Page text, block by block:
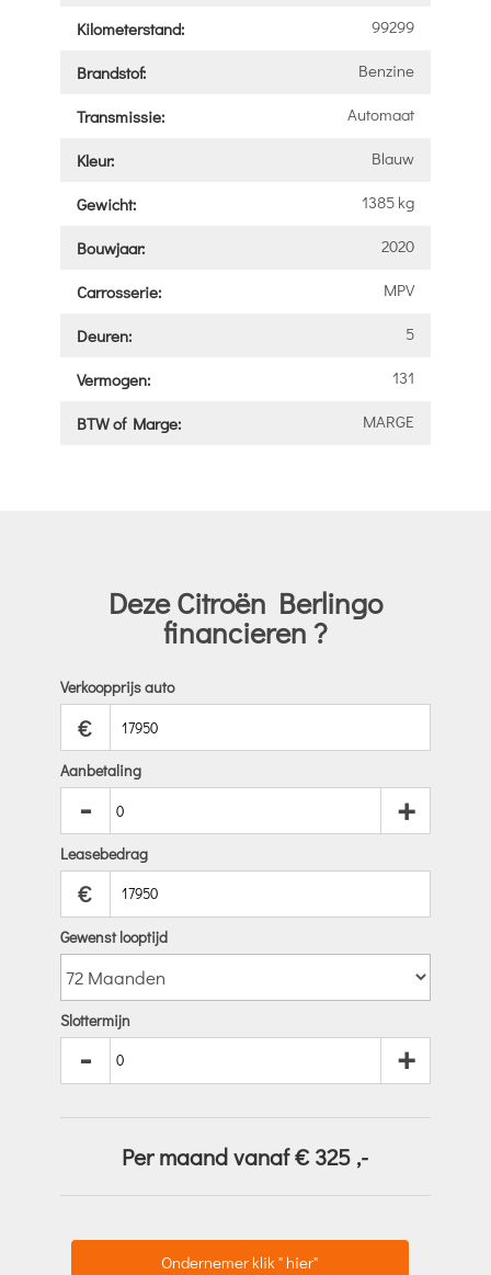
Kilometerstand: 99299
Brandstof: Benzine
Transmissie: Automaat
Kleur: Blauw
Gewicht: 1385 kg
Bouwjaar: 2020
Carrosserie: MPV
Deuren: 5
Vermogen: 131
BTW of Marge: MARGE
Deze Citroën Berlingo
financieren ?
Verkoopprijs auto
€
Aanbetaling
- +
Leasebedrag
€
Gewenst looptijd
Slottermijn
- +
Per maand vanaf €325 ,-
Ondernemer klik " hier"